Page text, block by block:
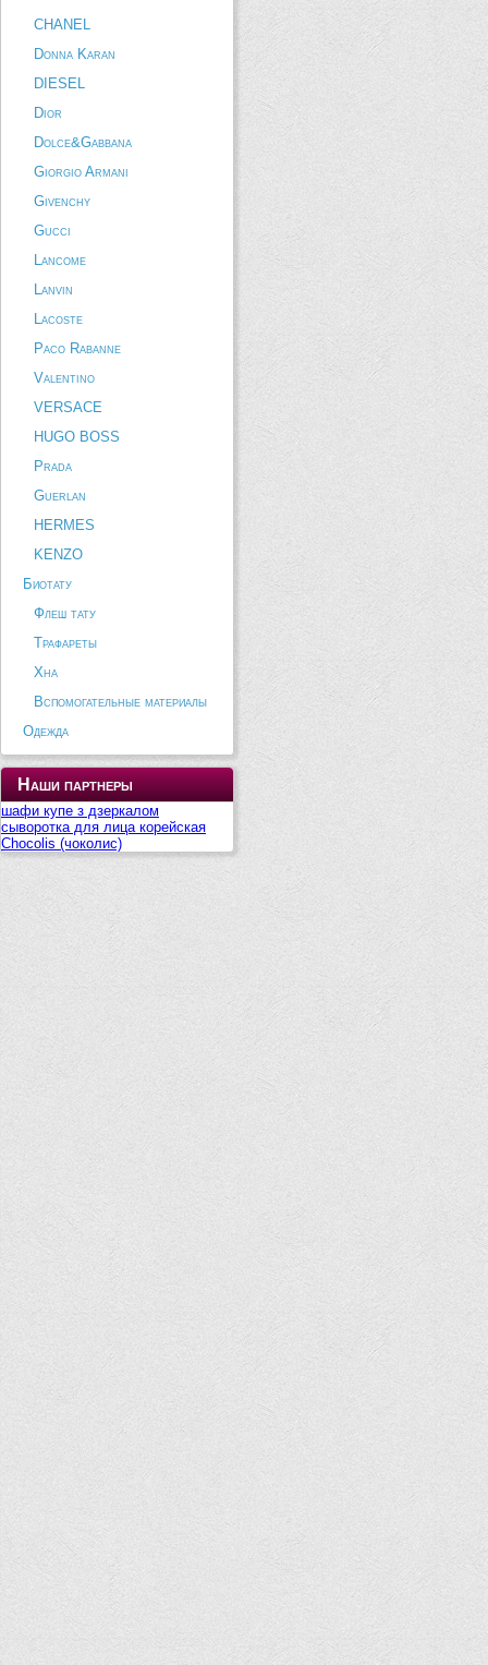
CHANEL
Donna Karan
DIESEL
Dior
Dolce&Gabbana
Giorgio Armani
Givenchy
Gucci
Lancome
Lanvin
Lacoste
Paco Rabanne
Valentino
VERSACE
HUGO BOSS
Prada
Guerlan
HERMES
KENZO
Биотату
Флеш тату
Трафареты
Хна
Вспомогательные материалы
Одежда
Наши партнеры
шафи купе з дзеркалом
сыворотка для лица корейская
Chocolis (чоколис)